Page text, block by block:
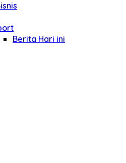
Berita Hari ini